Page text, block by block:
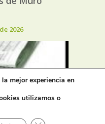
2026
SERVICIO
mejor experiencia en
utilizamos o